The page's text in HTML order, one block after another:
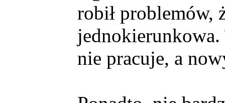
robił problemów,
nie pracuje, a